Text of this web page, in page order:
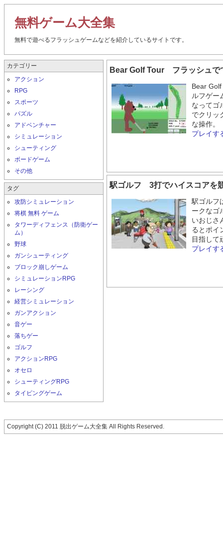
無料ゲーム大全集
無料で遊べるフラッシュゲームなどを紹介しているサイトです。
Bear Golf Tour フラッシュで
Bear
ルフゲー
なってゴ
でクリッ
な操作。
プレイす
駅ゴルフ 3打でハイスコアを
駅ゴルフ
ークなゴ
いおじさ
るとポイ
目指して
プレイす
カテゴリー
アクション
RPG
スポーツ
パズル
アドベンチャー
シミュレーション
シューティング
ボードゲーム
その他
タグ
攻防シミュレーション
将棋 無料 ゲーム
タワーディフェンス（防衛ゲー
ム）
野球
ガンシューティング
ブロック崩しゲーム
シミュレーションRPG
レーシング
経営シミュレーション
ガンアクション
音ゲー
落ちゲー
ゴルフ
アクションRPG
オセロ
シューティングRPG
タイピングゲーム
Copyright (C) 2011 脱出ゲーム大全集 All Rights Reserved.